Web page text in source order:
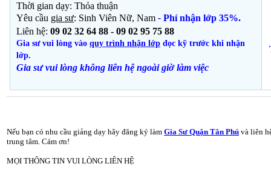
Thời gian dạy: Thỏa thuận
Yêu cầu gia sư: Sinh Viên Nữ, Nam - Phí nhận lớp 35%.
Liên hệ: 09 02 32 64 88 - 09 02 95 75 88
Gia sư vui lòng vào quy trình nhận lớp đọc kỹ trước khi nhận
lớp.
Gia sư vui lòng không liên hệ ngoài giờlàm việc
Nếu bạn có nhu cầu giảng dạy hãy đăng ký làm Gia Sư Quận Tân Phú và liên
trung tâm. Cám ơn!
MỌI THÔNG TIN VUI LÒNG LIÊN HỆ